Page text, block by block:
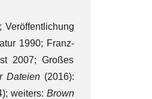
1990; Franz-
2007; Großes
Dateien(2016):
weiters: Brown